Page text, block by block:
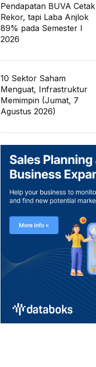
Pendapatan BUVA Cetak
Rekor, tapi Laba Anjlok
89% pada Semester I
2026
10 Sektor Saham
Menguat, Infrastruktur
Memimpin (Jumat, 7
Agustus 2026)